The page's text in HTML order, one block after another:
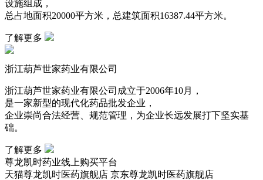
设施组成，
总占地面积20000平方米，总建筑面积16387.44平方米。
了解更多
浙江葫芦世家药业有限公司
浙江葫芦世家药业有限公司成立于2006年10月，
是一家新型的现代化药品批发企业，
企业崇尚合法经营、规范管理，为企业长远发展打下坚实基
础。
了解更多
尊龙凯时药业线上购买平台
天猫尊龙凯时医药旗舰店 京东尊龙凯时医药旗舰店